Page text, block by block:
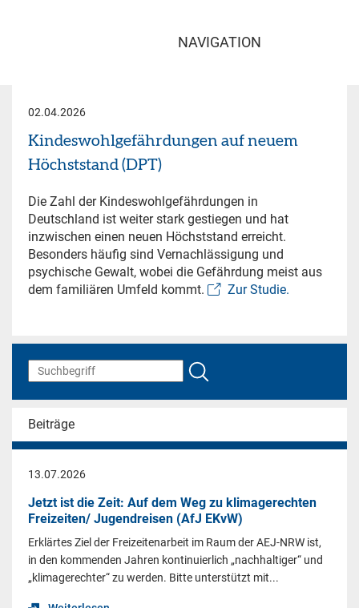
NAVIGATION
02.04.2026
Kindeswohlgefährdungen auf neuem
Höchststand (DPT)
Die Zahl der Kindeswohlgefährdungen in
Deutschland ist weiter stark gestiegen und hat
inzwischen einen neuen Höchststand erreicht.
Besonders häufig sind Vernachlässigung und
psychische Gewalt, wobei die Gefährdung meist aus
dem familiären Umfeld kommt.
Zur Studie.
Beiträge
13.07.2026
Jetzt ist die Zeit: Auf dem Weg zu klimagerechten
Freizeiten/ Jugendreisen (AfJ EKvW)
Erklärtes Ziel der Freizeitenarbeit im Raum der AEJ-NRW ist,
in den kommenden Jahren kontinuierlich „nachhaltiger“ und
„klimagerechter“ zu werden. Bitte unterstützt mit...